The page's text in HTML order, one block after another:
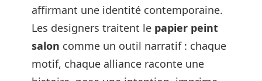
affirmant une identité contemporaine.
Les designers traitent le papier peint
salon comme un outil narratif : chaque
motif, chaque alliance raconte une